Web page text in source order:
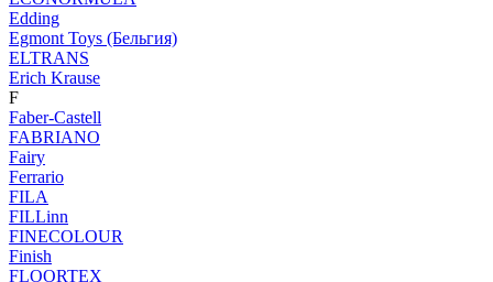
Edding
Egmont Toys (Бельгия)
ELTRANS
Erich Krause
F
Faber-Castell
FABRIANO
Fairy
Ferrario
FILA
FILLinn
FINECOLOUR
Finish
FLOORTEX